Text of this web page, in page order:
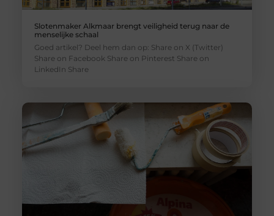
Slotenmaker Alkmaar brengt veiligheid terug naar de
menselijke schaal
Goed artikel? Deel hem dan op: Share on X (Twitter)
Share on Facebook Share on Pinterest Share on
LinkedIn Share